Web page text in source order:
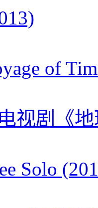
of
视剧《
Solo